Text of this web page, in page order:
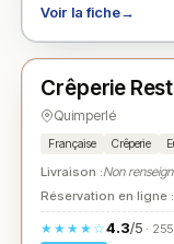
Voir la fiche→
★ N° 3
Crêperie
Quimperlé
Française Crêperie
Livraison :Non
Réservation en ligne :
★★★★☆4.3/5·